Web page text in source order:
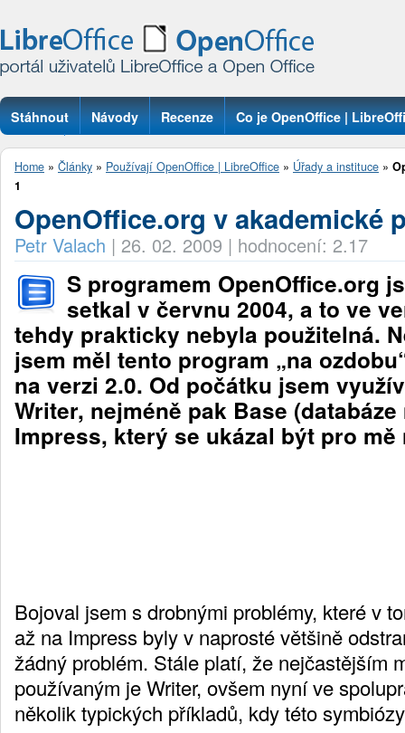
Stáhnout Návody Recenze Co je OpenOffice |
Otázky
Home » Články » Používají OpenOffice | LibreOffice » Úřady a instituce »
1
OpenOffice.org v akademické
Petr Valach | 26. 02. 2009 | hodnocení: 2.17
S programem OpenOffice.org
setkal v červnu 2004, a to ve
tehdy prakticky nebyla použitelná.
jsem měl tento program „na
na verzi 2.0. Od počátku jsem
Writer, nejméně pak Base
Impress, který se ukázal být pro
Bojoval jsem s drobnými problémy, které v
až na Impress byly v naprosté většině
žádný problém. Stále platí, že nejčastějším
používaným je Writer, ovšem nyní ve
několik typických příkladů, kdy této